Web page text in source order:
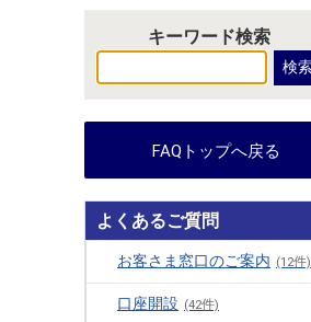
キーワード検索
FAQトップへ戻る
よくあるご質問
お客さま窓口のご案内 (12件)
口座開設 (42件)